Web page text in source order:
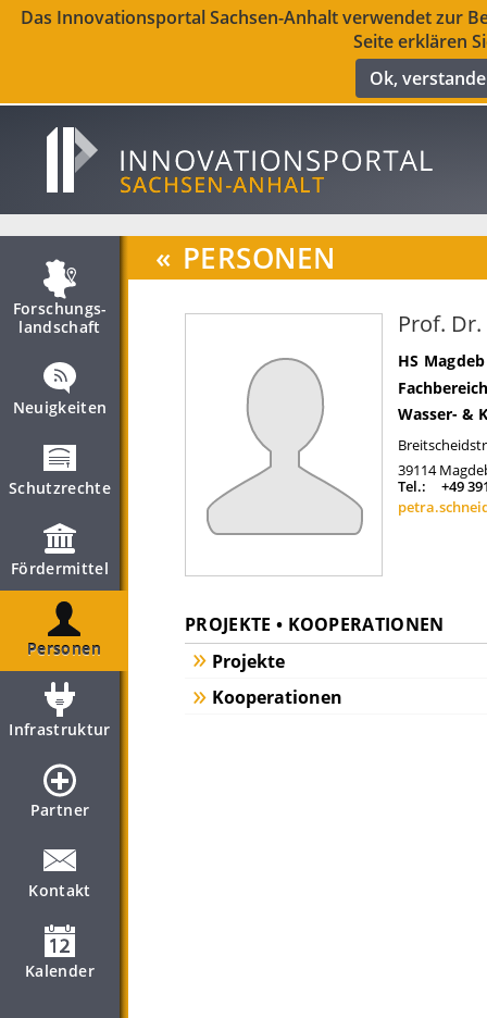
Das Innovationsportal Sachsen-Anhalt verwendet zur
Seite erklären
Ok,
Forschungs­
landschaft
Neuigkeiten
Schutzrechte
Fördermittel
Personen
Infrastruktur
Partner
Kontakt
Kalender
« PERSONEN
Prof.
HS
Wasser- &
39114
Tel.:
+49
PROJEKTE • KOOPERATIONEN
Projekte
Kooperationen